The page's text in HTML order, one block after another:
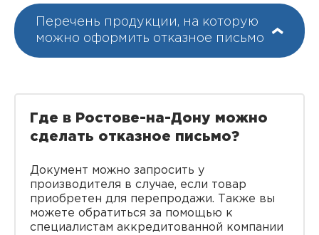
Перечень продукции, на которую
можно оформить отказное письмо
Где в Ростове-на-Дону можно
сделать отказное письмо?
Документ можно запросить у
производителя в случае, если товар
приобретен для перепродажи. Также вы
можете обратиться за помощью к
специалистам аккредитованной компании